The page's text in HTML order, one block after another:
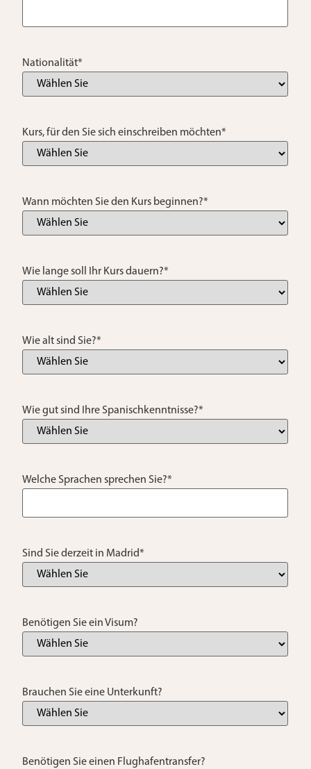
Nationalität*
Kurs, für den Sie sich einschreiben möchten*
Wann möchten Sie den Kurs beginnen?*
Wie lange soll Ihr Kurs dauern?*
Wie alt sind Sie?*
Wie gut sind Ihre Spanischkenntnisse?*
Welche Sprachen sprechen Sie?*
Sind Sie derzeit in Madrid*
Benötigen Sie ein Visum?
Brauchen Sie eine Unterkunft?
Benötigen Sie einen Flughafentransfer?